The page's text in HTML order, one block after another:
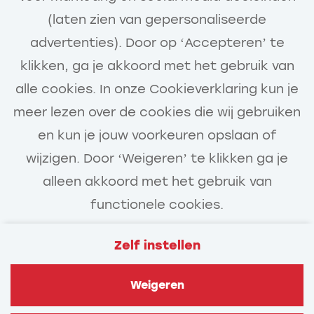
(laten zien van gepersonaliseerde
advertenties). Door op ‘Accepteren’ te
klikken, ga je akkoord met het gebruik van
alle cookies. In onze Cookieverklaring kun je
meer lezen over de cookies die wij gebruiken
en kun je jouw voorkeuren opslaan of
wijzigen. Door ‘Weigeren’ te klikken ga je
alleen akkoord met het gebruik van
functionele cookies.
Zelf instellen
Weigeren
Ik heb interesse
ongeveer 60% buiten en 40%
binnen. Uiteraard kan dit per
week verschillen. Administratief
werk kan ook af en toe vanuit
huis gedaan worden.
De vrijheid om je eigen agenda in
te delen en bij te houden.
Collega’s die houden van goede
humor en regelmatig teamuitjes
team te behouden.
toekomstperspectief: binnen
Veelgestelde vragen
Privacy